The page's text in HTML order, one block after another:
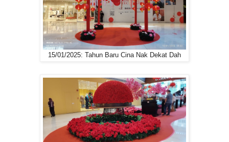
15/01/2025: Tahun Baru Cina Nak Dekat Dah